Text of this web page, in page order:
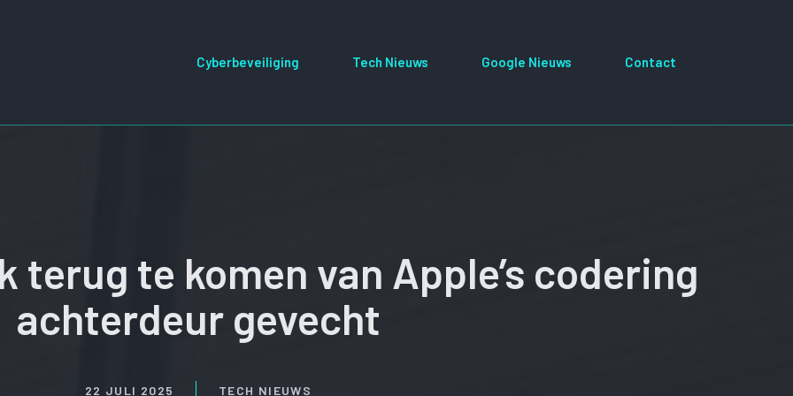
Cyberbeveiliging Tech Nieuws Google Nieuws Contact
terug te komen van Apple’s codering
achterdeur gevecht
22 JULI 2025 TECH NIEUWS